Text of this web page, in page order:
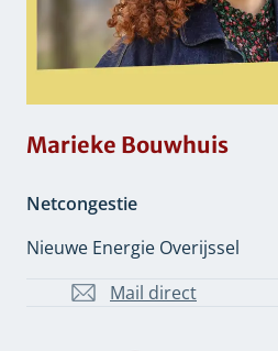
Marieke Bouwhuis
Netcongestie
Nieuwe Energie Overijssel
Mail direct
M.Bouwhuis@overijssel.nl